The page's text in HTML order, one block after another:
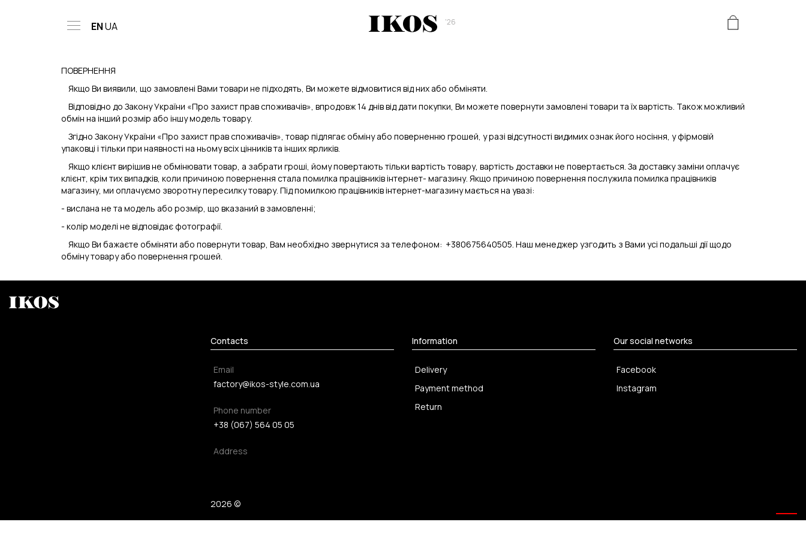
Toggle
ENUA '26
ПОВЕРНЕННЯ
Якщо Ви виявили, що замовлені Вами товари не підходять, Ви можете відмовитися від них або обміняти.
Відповідно до Закону України «Про захист прав споживачів», впродовж 14 днів від дати покупки, Ви можете повернути замовлені товари та їх вартість. Також можливий
обмін на інший розмір або іншу модель товару.
Згідно Закону України «Про захист прав споживачів», товар підлягає обміну або поверненню грошей, у разі відсутності видимих ​​ознак його носіння, у фірмовій
упаковці і тільки при наявності на ньому всіх цінників та інших ярликів.
Якщо клієнт вирішив не обмінювати товар, а забрати гроші, йому повертають тільки вартість товару, вартість доставки не повертається. За доставку заміни оплачує
клієнт, крім тих випадків, коли причиною повернення стала помилка працівників інтернет- магазину. Якщо причиною повернення послужила помилка працівників
магазину, ми оплачуємо зворотну пересилку товару. Під помилкою працівників інтернет-магазину мається на увазі:
- вислана не та модель або розмір, що вказаний в замовленні;
- колір моделі не відповідає фотографії.
Якщо Ви бажаєте обміняти або повернути товар, Вам необхідно звернутися за телефоном: +380675640505. Наш менеджер узгодить з Вами усі подальші дії щодо
обміну товару або повернення грошей.
Our social networks
Facebook
Instagram
Contacts
Email
factory@ikos-style.com.ua
Phone number
+38 (067) 564 05 05
Address
Information
Delivery
Payment method
Return
2026 ©